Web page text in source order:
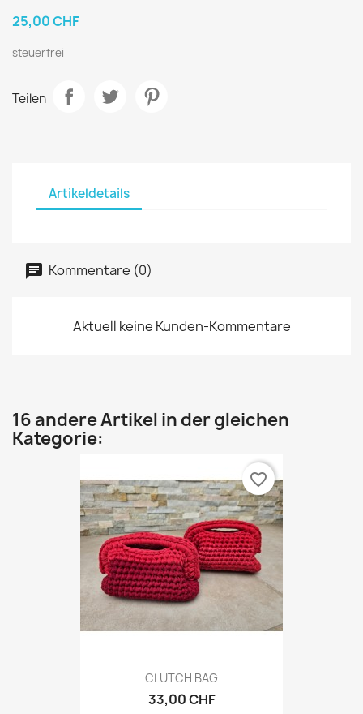
25,00 CHF
steuerfrei
Teilen
Artikeldetails
Kommentare (0)
Aktuell keine Kunden-Kommentare
16 andere Artikel in der gleichen
Kategorie:
CLUTCH BAG
33,00 CHF
favorite_border